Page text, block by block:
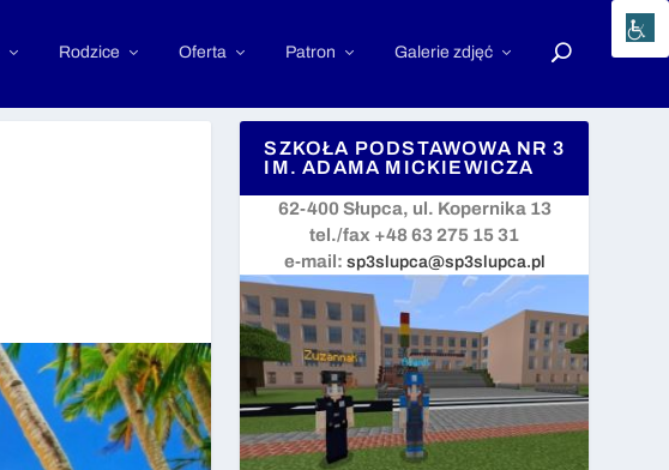
Rodzice Oferta Patron Galerie zdjęć
SZKOŁA PODSTAWOWA NR 3
IM. ADAMA MICKIEWICZA
62-400 Słupca, ul. Kopernika 13
tel./fax +48 63 275 15 31
e-mail: sp3slupca@sp3slupca.pl